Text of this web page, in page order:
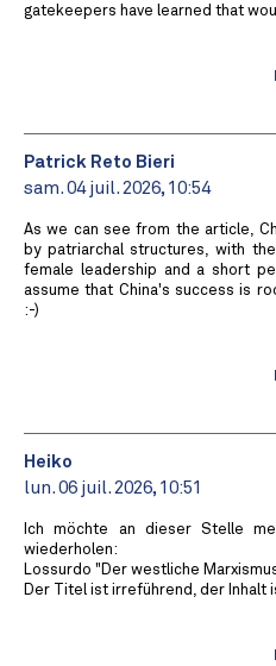
gatekeepers have learned that
Patrick Reto Bieri
sam. 04 juil. 2026, 10:54
As we can see from the article,
by patriarchal structures, with
female leadership and a short
assume that China's success is
:-)
Heiko
lun. 06 juil. 2026, 10:51
Ich möchte an dieser Stelle
wiederholen:
Lossurdo "Der westliche
Der Titel ist irreführend, der Inhalt